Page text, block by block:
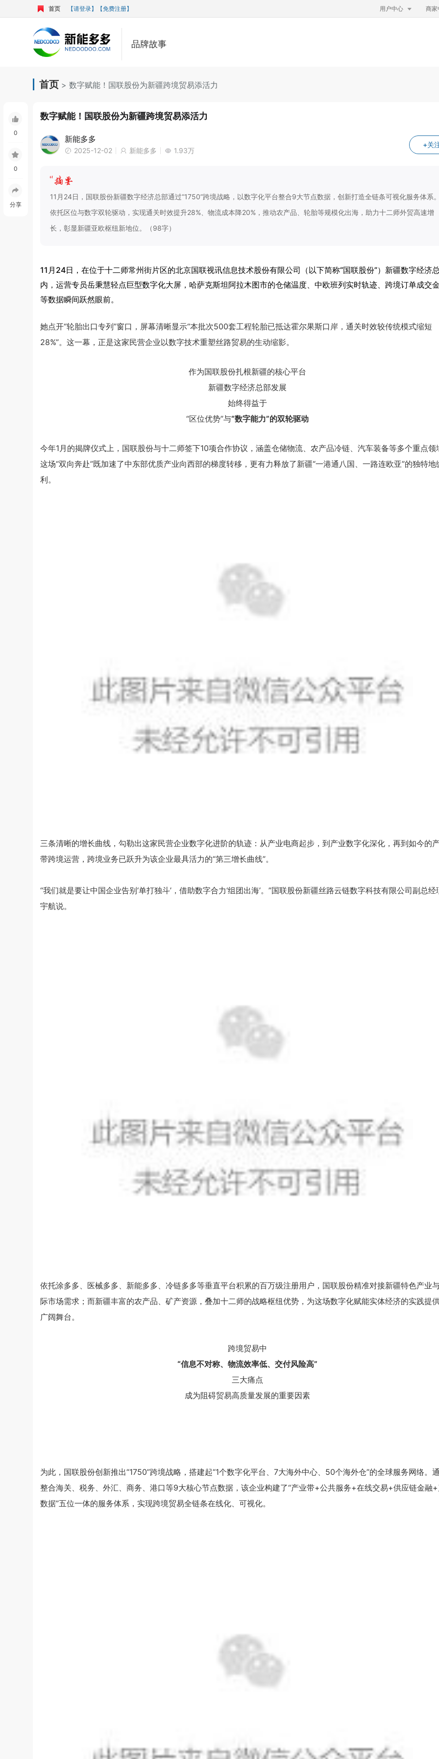
首页 【请登录】 【免费注册】 用户中心  商家
品牌故事
首页 > 数字赋能！国联股份为新疆跨境贸易添活力
数字赋能！国联股份为新疆跨境贸易添活力
新能多多
2025-12-02 新能多多 1.93万
+关
11月24日，国联股份新疆数字经济总部通过“1750”跨境战略，以数字化平台整合9大节点数据，创新打造全链条可视化服务体系
依托区位与数字双轮驱动，实现通关时效提升28%、物流成本降20%，推动农产品、轮胎等规模化出海，助力十二师外贸高速增
长，彰显新疆亚欧枢纽新地位。（98字）
11月24日，在位于十二师常州街片区的北京国联视讯信息技术股份有限公司（以下简称“国联股份”）新疆数字经济
内，运营专员岳秉慧轻点巨型数字化大屏，哈萨克斯坦阿拉木图市的仓储温度、中欧班列实时轨迹、跨境订单成交
等数据瞬间跃然眼前。
她点开“轮胎出口专列”窗口，屏幕清晰显示“本批次500套工程轮胎已抵达霍尔果斯口岸，通关时效较传统模式缩短
28%”。这一幕，正是这家民营企业以数字技术重塑丝路贸易的生动缩影。
作为国联股份扎根新疆的核心平台
新疆数字经济总部发展
始终得益于
“区位优势”与“数字能力”的双轮驱动
今年1月的揭牌仪式上，国联股份与十二师签下10项合作协议，涵盖仓储物流、农产品冷链、汽车装备等多个重点领
这场“双向奔赴”既加速了中东部优质产业向西部的梯度转移，更有力释放了新疆“一港通八国、一路连欧亚”的独特地
利。
三条清晰的增长曲线，勾勒出这家民营企业数字化进阶的轨迹：从产业电商起步，到产业数字化深化，再到如今的
带跨境运营，跨境业务已跃升为该企业最具活力的“第三增长曲线”。
“我们就是要让中国企业告别‘单打独斗’，借助数字合力‘组团出海’。”国联股份新疆丝路云链数字科技有限公司副总经
宇航说。
依托涂多多、医械多多、新能多多、冷链多多等垂直平台积累的百万级注册用户，国联股份精准对接新疆特色产业
际市场需求；而新疆丰富的农产品、矿产资源，叠加十二师的战略枢纽优势，为这场数字化赋能实体经济的实践提
广阔舞台。
跨境贸易中
“信息不对称、物流效率低、交付风险高”
三大痛点
成为阻碍贸易高质量发展的重要因素
为此，国联股份创新推出“1750”跨境战略，搭建起“1个数字化平台、7大海外中心、50个海外仓”的全球服务网络。
整合海关、税务、外汇、商务、港口等9大核心节点数据，该企业构建了“产业带+公共服务+在线交易+供应链金融
数据”五位一体的服务体系，实现跨境贸易全链条在线化、可视化。
0
0
分享